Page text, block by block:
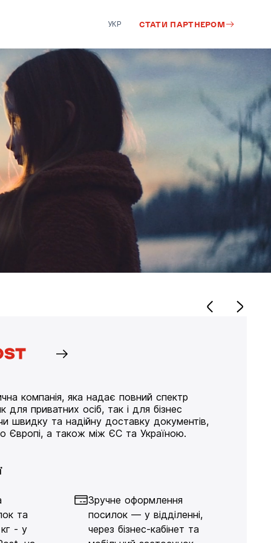
УКР СТАТИ ПАРТНЕРОМ
компанія, яка надає повний спектр
для приватних осіб, так і для бізнес
швидку та надійну доставку документів,
Європі, а також між ЄС та Україною.
та
- у
Зручне оформлення
посилок — у відділенні,
через бізнес-кабінет та